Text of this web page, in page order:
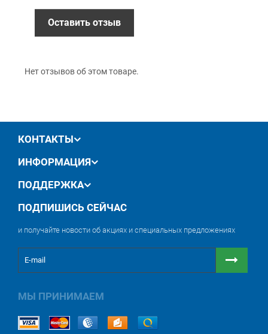
Безналичный расчет (с НДС)
12 месяцев официальной гарантии от
Оставить отзыв
Нет отзывов об этом товаре.
КОНТАКТЫ
ИНФОРМАЦИЯ
ПОДДЕРЖКА
ПОДПИШИСЬ СЕЙЧАС
и получайте новости об акциях и специальных предложениях
МЫ ПРИНИМАЕМ